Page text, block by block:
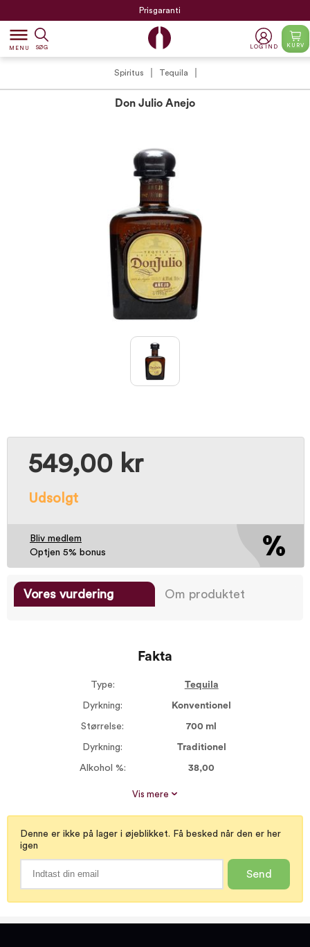
Prisgaranti
dehaze
MENU SØG LOG IND KURV
Spiritus Tequila
Don Julio Anejo
549,00 kr
Udsolgt
Bliv medlem
Optjen 5% bonus
Vores vurdering Om produktet
Fakta
Type: Tequila
Dyrkning: Konventionel
Størrelse: 700 ml
Dyrkning: Traditionel
Alkohol %: 38,00
Vis mere
Denne er ikke på lager i øjeblikket. Få besked når den er her
igen
Send